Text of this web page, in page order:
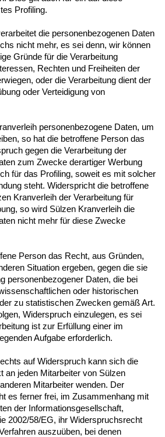
Profiling.
die personenbezogenen Daten
nicht mehr, es sei denn, wir können
Gründe für die Verarbeitung
Rechten und Freiheiten der
oder die Verarbeitung dient der
oder Verteidigung von
personenbezogene Daten, um
so hat die betroffene Person das
gegen die Verarbeitung der
zum Zwecke derartiger Werbung
für das Profiling, soweit es mit solcher
steht. Widerspricht die betroffene
Kranverleih der Verarbeitung für
so wird Sülzen Kranverleih die
nicht mehr für diese Zwecke
Person das Recht, aus Gründen,
Situation ergeben, gegen die sie
personenbezogener Daten, die bei
oder historischen
zu statistischen Zwecken gemäß Art.
Widerspruch einzulegen, es sei
ist zur Erfüllung einer im
Aufgabe erforderlich.
auf Widerspruch kann sich die
an jeden Mitarbeiter von Sülzen
Mitarbeiter wenden. Der
es ferner frei, im Zusammenhang mit
der Informationsgesellschaft,
2002/58/EG, ihr Widerspruchsrecht
auszuüben, bei denen